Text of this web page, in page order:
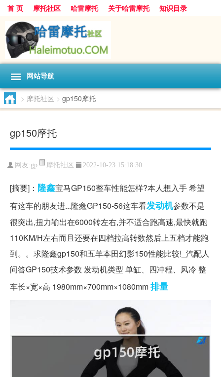
首 页 摩托社区 哈雷摩托 关于哈雷摩托 知识目录
网站导航
> 摩托社区 > gp150摩托
gp150摩托
网友:gp 摩托社区 2022-10-23 15:18:30
[摘要]： 隆鑫宝马GP150整车性能怎样?本人想入手 希望
有这车的朋友进...隆鑫GP150-56这车看发动机参数不是
很突出,扭力输出在6000转左右,并不适合跑高速,最快就跑
110KM/H左右而且还要在四档拉高转数然后上五档才能跑
到。。求隆鑫gp150和五羊本田幻影150性能比较!_汽配人
问答GP150技术参数 发动机类型 单缸、四冲程、风冷 整
车长×宽×高 1980mm×700mm×1080mm排量